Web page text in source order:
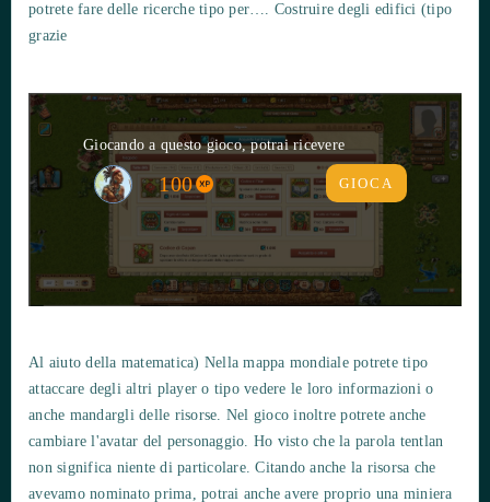
potrete fare delle ricerche tipo per…. Costruire degli edifici (tipo
grazie
Giocando a questo gioco, potrai ricevere
100 GIOCA
Al aiuto della matematica) Nella mappa mondiale potrete tipo
attaccare degli altri player o tipo vedere le loro informazioni o
anche mandargli delle risorse. Nel gioco inoltre potrete anche
cambiare l'avatar del personaggio. Ho visto che la parola tentlan
non significa niente di particolare. Citando anche la risorsa che
avevamo nominato prima, potrai anche avere proprio una miniera